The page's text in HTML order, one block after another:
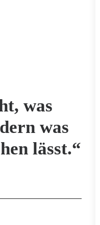
was
was
lässt.“